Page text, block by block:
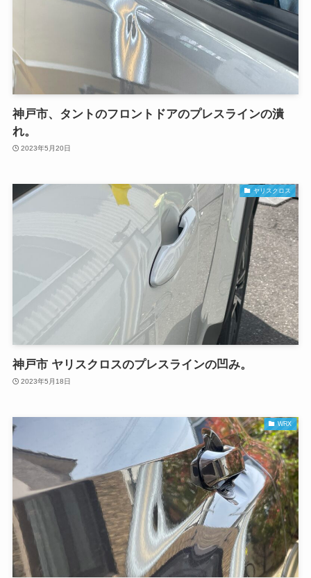
神戸市、タントのフロントドアのプレスラインの潰
れ。
2023年5月20日
ヤリスクロス
神戸市 ヤリスクロスのプレスラインの凹み。
2023年5月18日
WRX